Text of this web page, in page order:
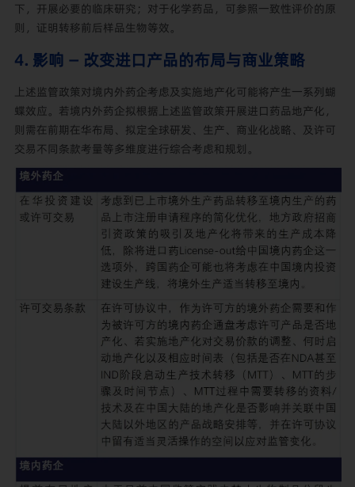
下，开展必要的临床研究；对于化学药品，可参照一致性评价的原
则，证明转移前后样品生物等效。
4. 影响 — 改变进口产品的布局与商业策略
上述监管政策对境内外药企考虑及实施地产化可能将产生一系列蝴
蝶效应。若境内外药企拟根据上述监管政策开展进口药品地产化，
则需在前期在华布局、拟定全球研发、生产、商业化战略、及许可
交易不同条款考量等多维度进行综合考虑和规划。